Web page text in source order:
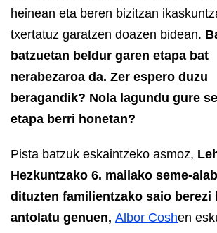
heinean eta beren bizitzan
txertatuz garatzen doazen bidean.
batzuetan beldur garen etapa bat
nerabezaroa da. Zer espero duzu
beragandik? Nola lagundu gure
etapa berri honetan?
Pista batzuk eskaintzeko asmoz,
Hezkuntzako 6. mailako seme-
dituzten familientzako saio berezi
antolatu genuen, Albor Coshen